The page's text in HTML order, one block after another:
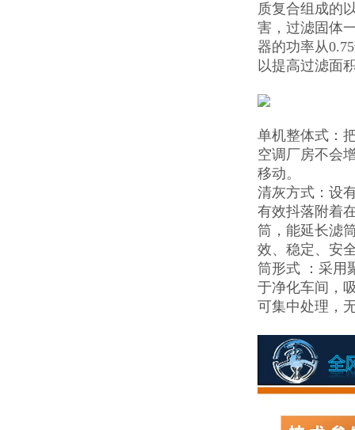
质复合组成的
害，过滤固体
器的功率从
以提高过滤面
单机整体式：
空调厂房不会
移动。
清灰方式：设
有效抖落附着
筒，能延长滤
效、稳定、安
筒形式 ：采用
于净化车间，
可集中处理，